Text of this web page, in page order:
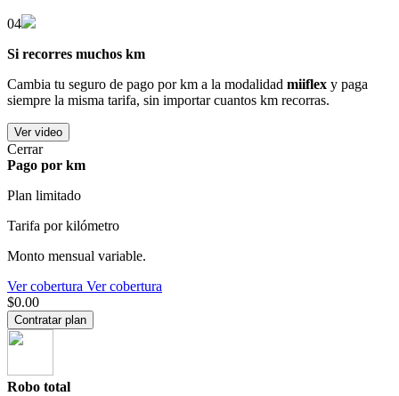
04
Si recorres muchos km
Cambia tu seguro de pago por km a la modalidad miiflex y paga
siempre la misma tarifa, sin importar cuantos km recorras.
Ver video
Cerrar
Pago por km
Plan limitado
Tarifa por kilómetro
Monto mensual variable.
Ver cobertura Ver cobertura
$0.00
Contratar plan
Robo total